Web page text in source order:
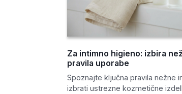
Za intimno higieno: izbira
pravila uporabe
Spoznajte ključna pravila nežne
izbrati ustrezne kozmetične